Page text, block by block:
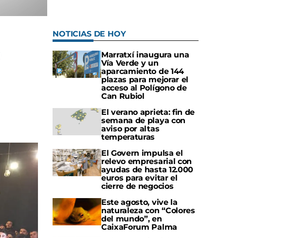
NOTICIAS DE HOY
Marratxí inaugura una
Vía Verde y un
aparcamiento de 144
plazas para mejorar el
acceso al Polígono de
Can Rubiol
El verano aprieta: fin de
semana de playa con
aviso por altas
temperaturas
El Govern impulsa el
relevo empresarial con
ayudas de hasta 12.000
euros para evitar el
cierre de negocios
Este agosto, vive la
naturaleza con “Colores
del mundo”, en
CaixaForum Palma